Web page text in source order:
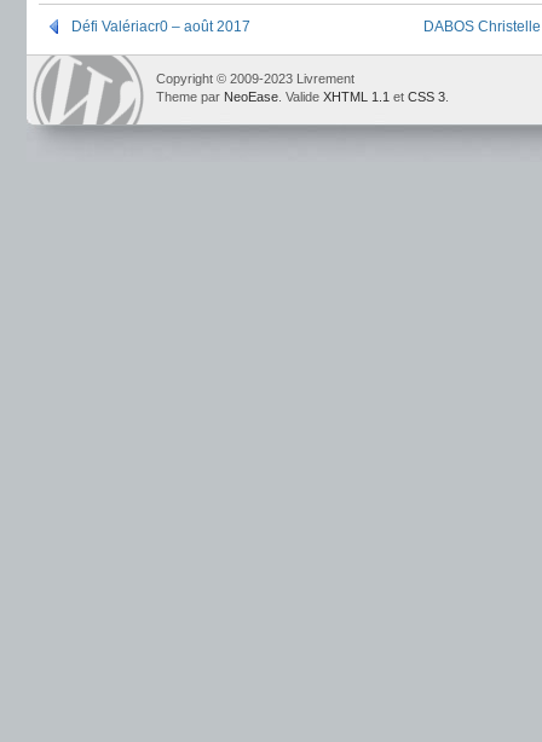
Défi Valériacr0 – août 2017 DABOS
Copyright © 2009-2023 Livrement
Theme par NeoEase . Valide XHTML 1.1 et CSS 3